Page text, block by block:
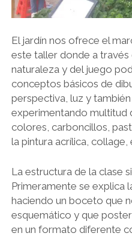
El jardín nos ofrece el
este taller donde a
naturaleza y del juego
conceptos básicos de
perspectiva, luz y
experimentando multitud
colores, carboncillos,
la pintura acrílica, collage,
La estructura de la clase
Primeramente se explica
haciendo un boceto que
esquemático y que
en un formato diferente